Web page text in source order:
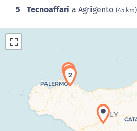
5 Tecnoaffari a Agrigento (45 km)
Caricamento della
2
3
4